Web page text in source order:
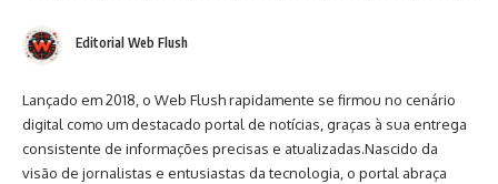
Editorial Web Flush
Lançado em 2018, o Web Flush rapidamente se firmou no cenário
digital como um destacado portal de notícias, graças à sua entrega
consistente de informações precisas e atualizadas.Nascido da
visão de jornalistas e entusiastas da tecnologia, o portal abraça